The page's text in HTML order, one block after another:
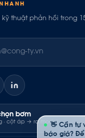
thuật phản hồi trong
bơm
· cột áp → ra model
👋 Cần tư
báo giá? Để